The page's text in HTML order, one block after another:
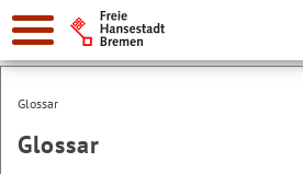
Suche:
Glossar
Glossar